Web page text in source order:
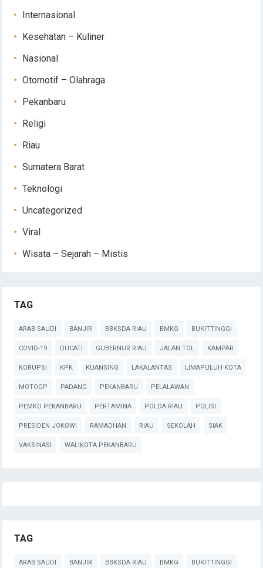
Internasional
Kesehatan – Kuliner
Nasional
Otomotif – Olahraga
Pekanbaru
Religi
Riau
Sumatera Barat
Teknologi
Uncategorized
Viral
Wisata – Sejarah – Mistis
TAG
ARAB SAUDI BANJIR BBKSDA RIAU BMKG BUKITTINGGI
COVID-19 DUCATI GUBERNUR RIAU JALAN TOL KAMPAR
KORUPSI KPK KUANSING LAKALANTAS LIMAPULUH KOTA
MOTOGP PADANG PEKANBARU PELALAWAN
PEMKO PEKANBARU PERTAMINA POLDA RIAU POLISI
PRESIDEN JOKOWI RAMADHAN RIAU SEKOLAH SIAK
VAKSINASI WALIKOTA PEKANBARU
TAG
ARAB SAUDI BANJIR BBKSDA RIAU BMKG BUKITTINGGI